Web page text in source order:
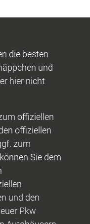
die besten
und
hier nicht
offiziellen
offiziellen
zum
Sie dem
und den
Pkw